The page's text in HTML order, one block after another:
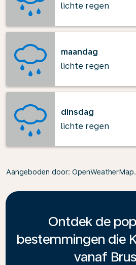
lichte regen
maandag
lichte regen
dinsdag
lichte regen
Aangeboden door:
Ontdek de
bestemmingen die
vanaf